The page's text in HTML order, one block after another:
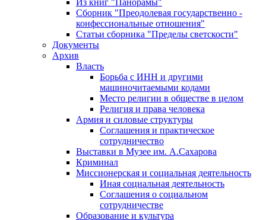
Из книг "Панорамы"
Сборник "Преодолевая государственно -
конфессиональные отношения"
Статьи сборника "Пределы светскости"
Документы
Архив
Власть
Борьба с ИНН и другими
машиночитаемыми кодами
Место религии в обществе в целом
Религия и права человека
Армия и силовые структуры
Соглашения и практическое
сотрудничество
Выставки в Музее им. А.Сахарова
Криминал
Миссионерская и социальная деятельность
Иная социальная деятельность
Соглашения о социальном
сотрудничестве
Образование и культура